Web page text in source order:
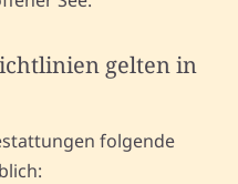
gelten in
folgende